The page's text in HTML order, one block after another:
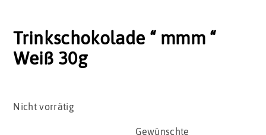
Trinkschokolade “ mmm “
Weiß 30g
Nicht vorrätig